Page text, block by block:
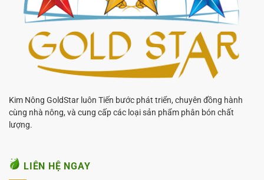
Kim Nông GoldStar luôn Tiến bước phát triển, chuyên đồng hành
cùng nhà nông, và cung cấp các loại sản phẩm phân bón chất
lượng.
LIÊN HỆ NGAY